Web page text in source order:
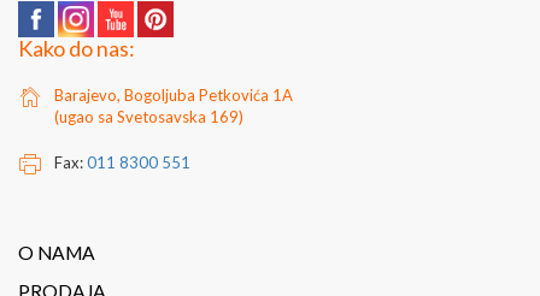
Kako do nas:
Barajevo, Bogoljuba Petkovića 1A
(ugao sa Svetosavska 169)
Fax:011 8300 551
O NAMA
PRODAJA